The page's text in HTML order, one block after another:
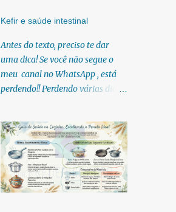
Kefir e saúde intestinal
Antes do texto, preciso te dar
uma dica! Se você não segue o
meu canal no WhatsApp , está
perdendo!! Perdendo várias dicas,
infográficos, o link para
download dos meus e-books.
Para acessar clique no link:
https://whatsapp.com/channel/0
029Vb6U4AqKgsNzkBhubA40